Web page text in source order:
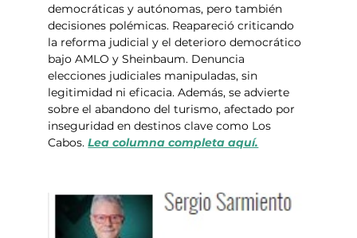
democráticas y autónomas, pero también
decisiones polémicas. Reapareció criticando
la reforma judicial y el deterioro democrático
bajo AMLO y Sheinbaum. Denuncia
elecciones judiciales manipuladas, sin
legitimidad ni eficacia. Además, se advierte
sobre el abandono del turismo, afectado por
inseguridad en destinos clave como Los
Cabos. Lea columna completa aquí.